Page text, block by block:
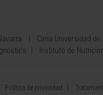
Cima Universidad de
Instituto de
Política de privacidad